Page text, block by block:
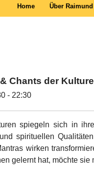
Home Über
Chants der
- 22:30
spiegeln sich in
spirituellen
wirken
gelernt hat, möchte sie